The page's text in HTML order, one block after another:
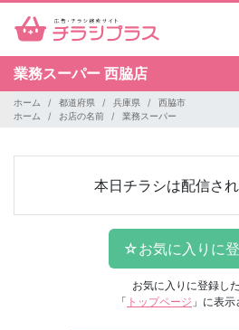
業務スーパー 西脇店
ホーム 都道府県 兵庫県
西脇市
ホーム
お店の名前 業務スーパー
本日チラシは配信さ
お気に入りに登録し
「 トップページ 」に表示